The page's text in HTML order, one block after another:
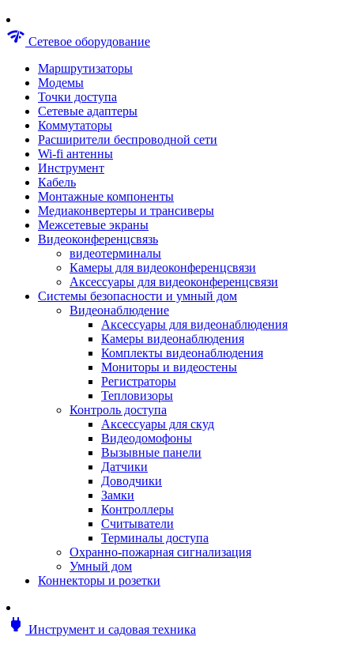
Пылесосы строительные
Степлеры строительные
Пистолеты клеевые
Наборы бит и сверел
Инструмент многофункциональный
Круги, диски, фрезы
Аксессуары для электро и
пневмоинструмента
Аккумуляторы для инструмента
Зарядные устройства для аккумуляторов
Миксеры строительные
Молотки отбойные
Паяльное оборудование
Садовая техника
Минимойки
Аксессуары для минимоек
Газонокосилки и триммеры
Газонокосилки
Культиваторы и мотоблоки
Аэраторы и скарификаторы
Мотоблоки
Генераторы
Снегоуборщики
Воздуходувки
Цепные и бензопилы
Оснастка к садовой технике
Садовые насосы
Поливочное оборудование
Садовые измельчители
Гидроаккумуляторы
Аксессуары для садовых инструментов
network_check Сетевое оборудование
Маршрутизаторы
Модемы
Точки доступа
Сетевые адаптеры
Коммутаторы
Расширители беспроводной сети
Wi-fi антенны
Инструмент
Кабель
Монтажные компоненты
Медиаконвертеры и трансиверы
Межсетевые экраны
Видеоконференцсвязь
видеотерминалы
Камеры для видеоконференцсвязи
Аксессуары для видеоконференцсвязи
Системы безопасности и умный дом
Видеонаблюдение
Аксессуары для видеонаблюдения
Камеры видеонаблюдения
Комплекты видеонаблюдения
Мониторы и видеостены
Регистраторы
Тепловизоры
Контроль доступа
Аксессуары для скуд
Видеодомофоны
Вызывные панели
Датчики
Доводчики
Замки
Контроллеры
Считыватели
Терминалы доступа
Охранно-пожарная сигнализация
Умный дом
Коннекторы и розетки
power Инструмент и садовая техника